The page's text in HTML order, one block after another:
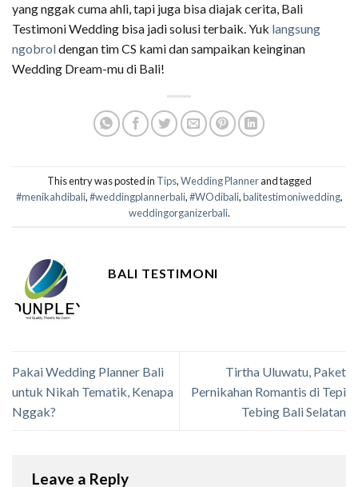
yang nggak cuma ahli, tapi juga bisa diajak cerita, Bali
Testimoni Wedding bisa jadi solusi terbaik. Yuk langsung
ngobroldengan tim CS kami dan sampaikan keinginan
Wedding Dream-mu di Bali!
This entry was posted in Tips,Wedding Plannerand tagged
#menikahdibali,#weddingplannerbali,#WOdibali,balitestimoniwedding,
weddingorganizerbali.
BALI TESTIMONI
Pakai Wedding Planner Bali
untuk Nikah Tematik, Kenapa
Nggak?
Tirtha Uluwatu, Paket
Pernikahan Romantis di Tepi
Tebing Bali Selatan
Leave a Reply